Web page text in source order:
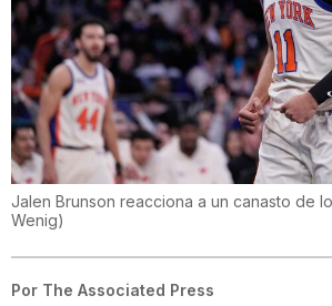
Jalen Brunson reacciona a un canasto de
Wenig)
Por The Associated Press